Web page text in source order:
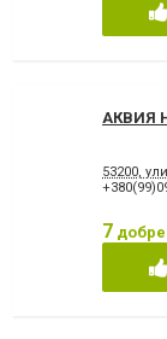
АКВИЯ
53200,
7 добре